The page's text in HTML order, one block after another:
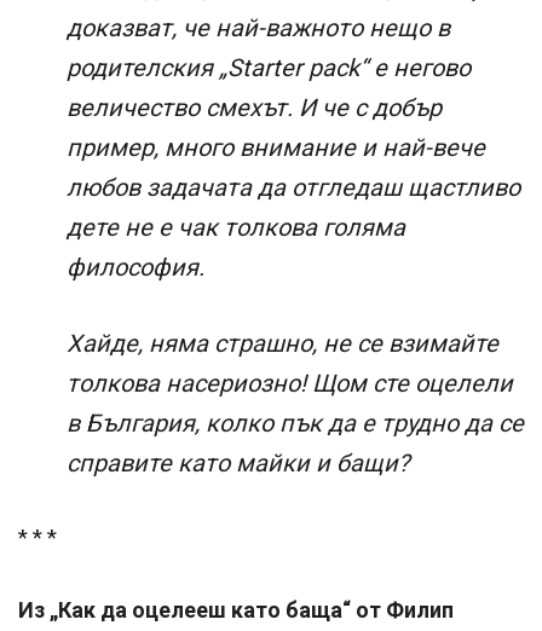
доказват, че най-важното нещо в
родителския „Starter pack“ е негово
величество смехът. И че с добър
пример, много внимание и най-вече
любов задачата да отгледаш щастливо
дете не е чак толкова голяма
философия.
Хайде, няма страшно, не се взимайте
толкова насериозно! Щом сте оцелели
в България, колко пък да е трудно да се
справите като майки и бащи?
* * *
Из „Как да оцелееш като баща“ от Филип